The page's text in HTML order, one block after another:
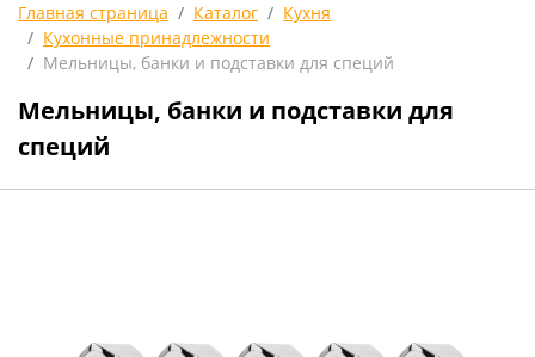
Главная страница Каталог
Кухня
Кухонные принадлежности
Мельницы, банки и подставки для специй
Мельницы, банки и подставки для
специй